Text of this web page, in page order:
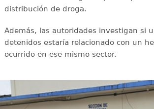
distribución de droga.
Además, las autoridades investigan si
detenidos estaría relacionado con un
ocurrido en ese mismo sector.